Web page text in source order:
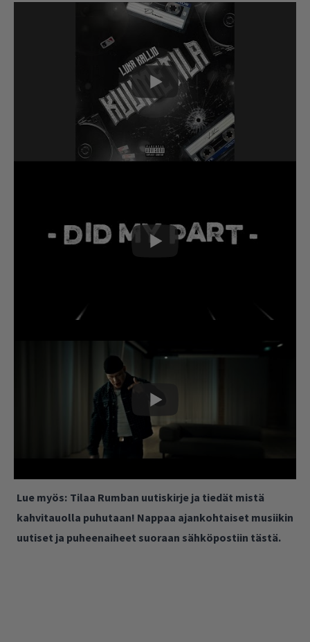
Lue myös: Tilaa Rumban uutiskirje ja tiedät mistä
kahvitauolla puhutaan! Nappaa ajankohtaiset musiikin
uutiset ja puheenaiheet suoraan sähköpostiin tästä.